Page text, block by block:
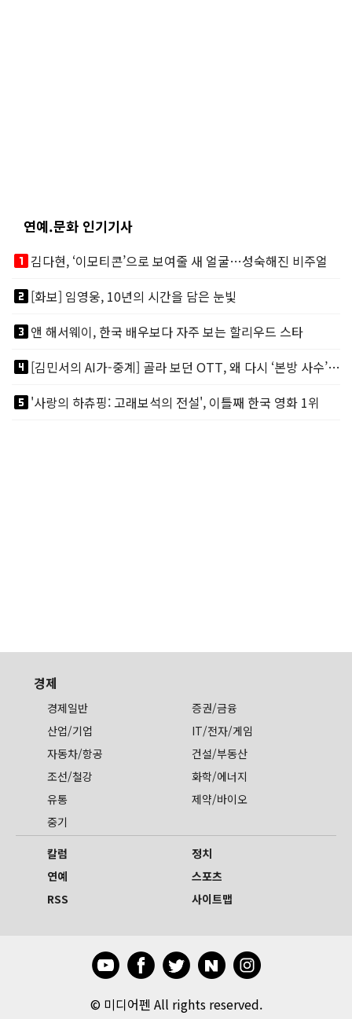
연예.문화 인기기사
looks_one김다현, ‘이모티콘’으로 보여줄 새 얼굴…성숙해진 비주얼
looks_two[화보] 임영웅, 10년의 시간을 담은 눈빛
looks_3앤 해서웨이, 한국 배우보다 자주 보는 할리우드 스타
looks_4
[김민서의 AI가-중계] 골라 보던 OTT, 왜 다시 ‘본방 사수’를 부르나
looks_5'사랑의 하츄핑: 고래보석의 전설', 이틀째 한국 영화 1위
경제
경제일반
증권/금융
산업/기업
IT/전자/게임
자동차/항공
건설/부동산
조선/철강
화학/에너지
유통
제약/바이오
중기
칼럼
정치
연예
스포츠
RSS
사이트맵
© 미디어펜 All rights reserved.